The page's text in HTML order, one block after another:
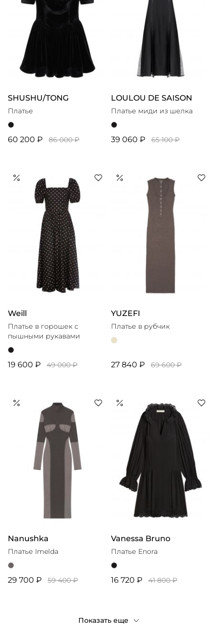
SHUSHU/TONG
Платье
60 200 ₽ 86 000 ₽
LOULOU DE SAISON
Платье миди из шелка
39 060 ₽ 65 100 ₽
Weill
Платье в горошек с
пышными рукавами
19 600 ₽ 49 000 ₽
YUZEFI
Платье в рубчик
27 840 ₽ 69 600 ₽
Nanushka
Платье Imelda
29 700 ₽ 59 400 ₽
Vanessa Bruno
Платье Enora
16 720 ₽ 41 800 ₽
Показать еще